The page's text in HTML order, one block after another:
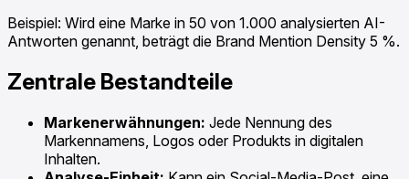
Beispiel: Wird eine Marke in 50 von 1.000 analysierten AI-
Antworten genannt, beträgt die Brand Mention Density 5 %.
Zentrale Bestandteile
Markenerwähnungen: Jede Nennung des
Markennamens, Logos oder Produkts in digitalen
Inhalten.